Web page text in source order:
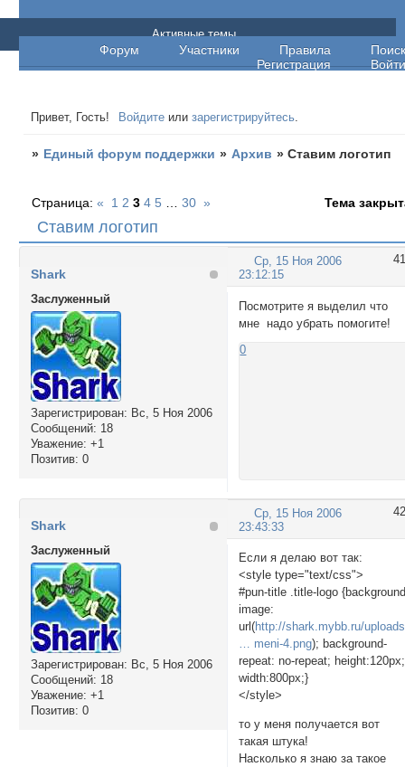
Единый форум поддержки
Форум Участники Правила
Поиск
Регистрация
Войти
Активные темы
Привет, Гость! Войдите илизарегистрируйтесь.
» Единый форум поддержки » Архив »Ставим логотип
Ставим логотип
Страница:« 1 2 3 4 5 30 » Тема
41
Ср, 15 Ноя 2006
23:12:15
Shark
Заслуженный
Зарегистрирован: Вс, 5 Ноя 2006
Сообщений: 18
Уважение: +1
Позитив: 0
Посмотрите я выделил что
мне надо убрать помогите!
0
42
Ср, 15 Ноя 2006
23:43:33
Shark
Заслуженный
Зарегистрирован: Вс, 5 Ноя 2006
Сообщений: 18
Уважение: +1
Позитив: 0
Если я делаю вот так:
<style type="text/css">
#pun-title .title-logo
image:
url(http://shark.mybb.ru/
… meni-4.png); background-
repeat: no-repeat; height:120px;
width:800px;}
</style>
то у меня получается вот
такая штука!
Насколько я знаю за такое